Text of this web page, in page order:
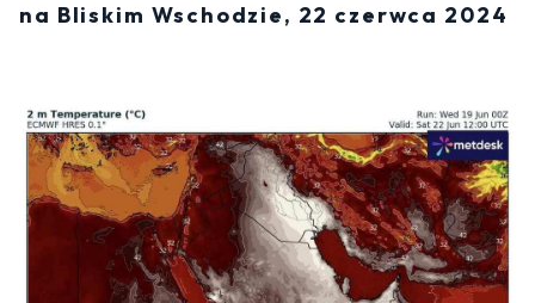
na Bliskim Wschodzie, 22 czerwca 2024